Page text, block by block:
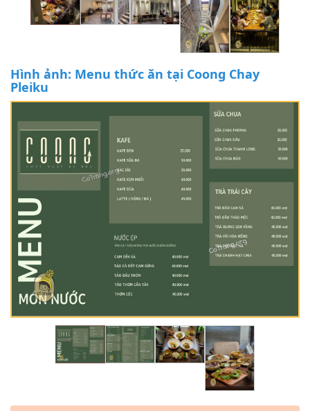
Hình ảnh: Menu thức ăn tại Coong Chay
Pleiku